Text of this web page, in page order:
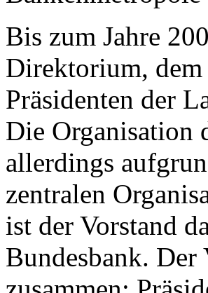
Bis zum Jahre
Direktorium, dem
Präsidenten der
Die Organisation
allerdings
zentralen
ist der Vorstand
Bundesbank. Der